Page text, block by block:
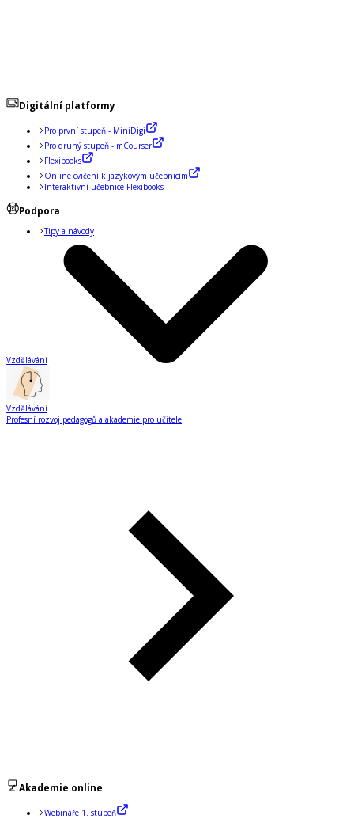
Digitální platformy
Pro první stupeň - MiniDigi
Pro druhý stupeň - mCourser
Flexibooks
Online cvičení k jazykovým učebnicím
Interaktivní učebnice Flexibooks
Podpora
Tipy a návody
Vzdělávání
Vzdělávání
Profesní rozvoj pedagogů a akademie pro učitele
Akademie online
Webináře 1. stupeň